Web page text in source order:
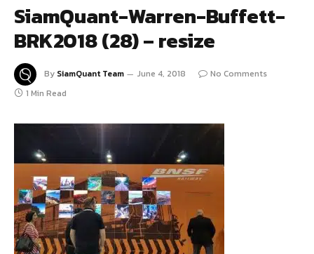
SiamQuant-Warren-Buffett-
BRK2018 (28) – resize
By SiamQuant Team June 4, 2018
No Comments
1 Min Read